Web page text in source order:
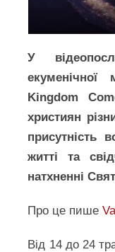
У
екуменічної
Kingdom
християн
присутність
житті та
натхненні
Про це пише
Від 14 до 24